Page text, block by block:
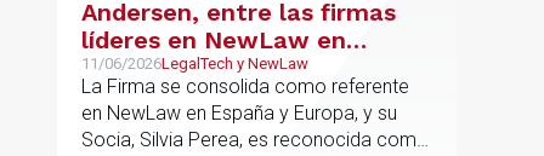
Andersen, entre las firmas
líderes en NewLaw en
España y Europa
11/06/2026LegalTech y NewLaw
La Firma se consolida como referente
en NewLaw en España y Europa, y su
Socia, Silvia Perea, es reconocida como